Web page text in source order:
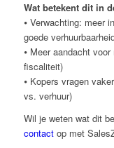
Wat betekent dit in
⦁ Verwachting: meer
goede
⦁ Meer aandacht
fiscaliteit)
⦁ Kopers vragen
vs. verhuur)
Wil je weten wat dit
contactop met